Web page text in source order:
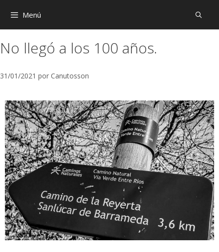
Menú
No llegó a los 100 años.
31/01/2021 por Canutosson